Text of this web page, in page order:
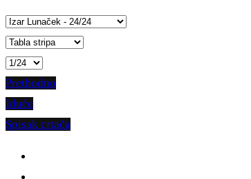
Prethodno
Iduće
Spisak crtača